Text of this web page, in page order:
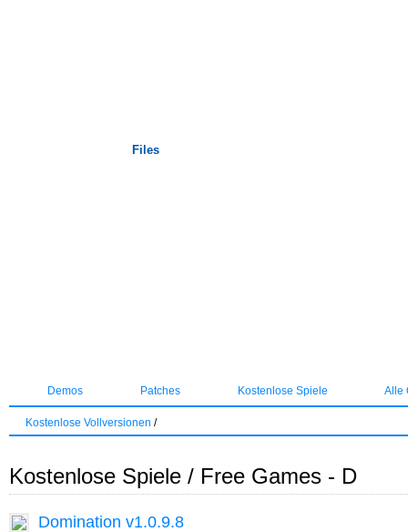
Files
Demos Patches Kostenlose Spiele Alle
Kostenlose Vollversionen /
Kostenlose Spiele / Free Games - D
Domination v1.0.9.8